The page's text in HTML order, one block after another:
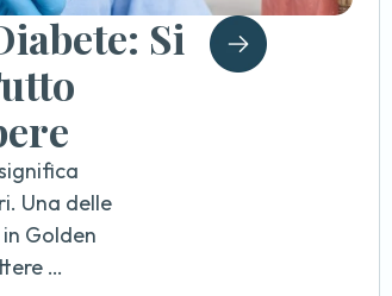
Si
Una delle
Golden
…